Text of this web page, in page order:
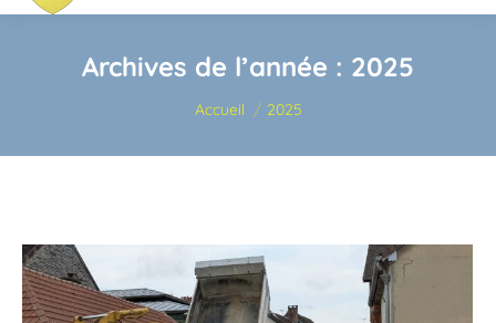
:
Archives de l’année : 2025
Vous êtes ici :
Accueil 2025